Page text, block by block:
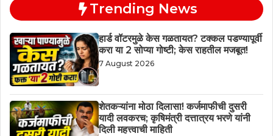
Trending News
हार्ड वॉटरमुळे केस गळतायत? टक्कल पडण्यापूर्वी
करा या 2 सोप्या गोष्टी; केस राहतील मजबूत!
7 August 2026
शेतकऱ्यांना मोठा दिलासा! कर्जमाफीची दुसरी
यादी लवकरच; कृषिमंत्री दत्तात्रय भरणे यांनी
दिली महत्त्वाची माहिती